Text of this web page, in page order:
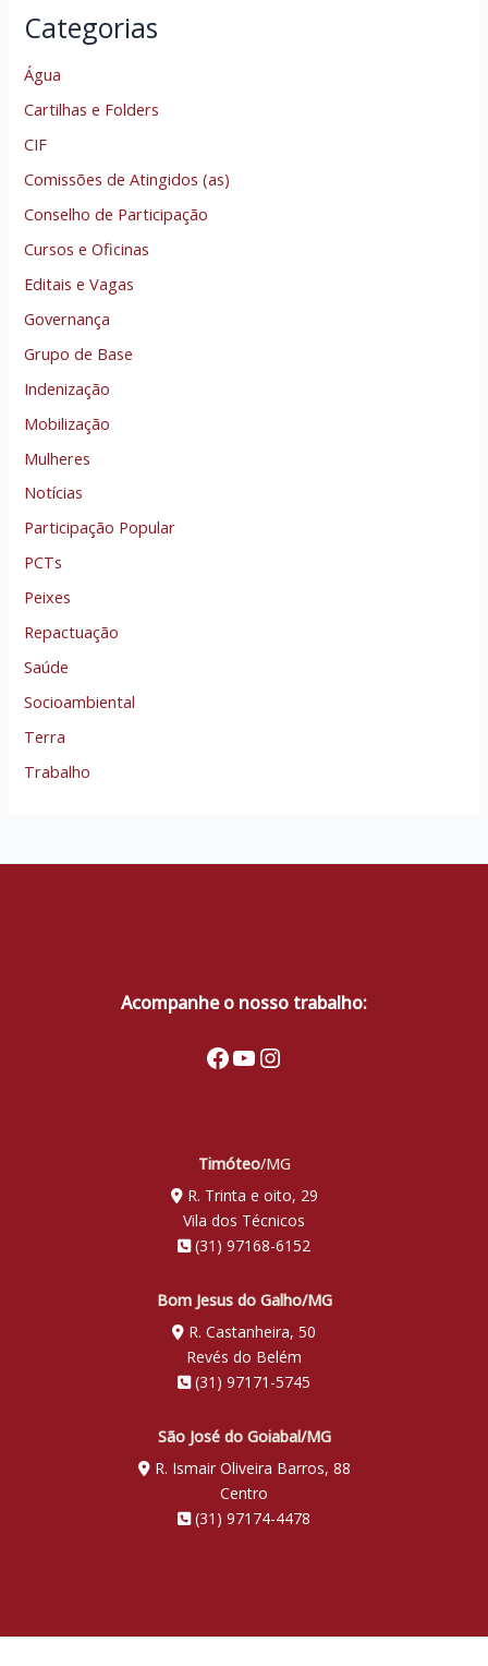
Categorias
Água
Cartilhas e Folders
CIF
Comissões de Atingidos (as)
Conselho de Participação
Cursos e Oficinas
Editais e Vagas
Governança
Grupo de Base
Indenização
Mobilização
Mulheres
Notícias
Participação Popular
PCTs
Peixes
Repactuação
Saúde
Socioambiental
Terra
Trabalho
Acompanhe o nosso trabalho:
Facebook
Youtube
Instagram
Timóteo/MG
R. Trinta e oito, 29
Vila dos Técnicos
(31) 97168-6152
Bom Jesus do Galho/MG
R. Castanheira, 50
Revés do Belém
(31) 97171-5745
São José do Goiabal/MG
R. Ismair Oliveira Barros, 88
Centro
(31) 97174-4478